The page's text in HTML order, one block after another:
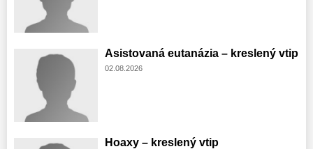
Asistovaná eutanázia – kreslený vtip
02.08.2026
Hoaxy – kreslený vtip